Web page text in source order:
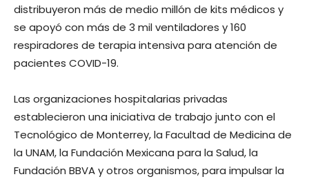
distribuyeron más de medio millón de kits médicos y
se apoyó con más de 3 mil ventiladores y 160
respiradores de terapia intensiva para atención de
pacientes COVID-19.
Las organizaciones hospitalarias privadas
establecieron una iniciativa de trabajo junto con el
Tecnológico de Monterrey, la Facultad de Medicina de
la UNAM, la Fundación Mexicana para la Salud, la
Fundación BBVA y otros organismos, para impulsar la